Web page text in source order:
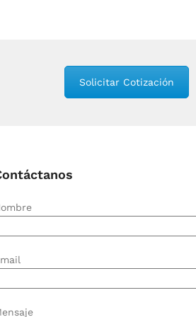
Solicitar Cotización